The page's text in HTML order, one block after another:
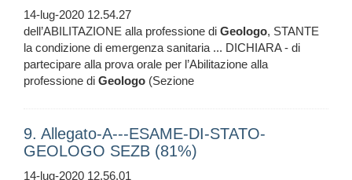
14-lug-2020 12.54.27
dell’ABILITAZIONE alla professione di Geologo, STANTE
la condizione di emergenza sanitaria ... DICHIARA - di
partecipare alla prova orale per l’Abilitazione alla
professione di Geologo (Sezione
9. Allegato-A---ESAME-DI-STATO-
GEOLOGO SEZB (81%)
14-lug-2020 12.56.01